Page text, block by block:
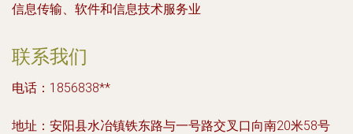
信息传输、软件和信息技术服务业
联系我们
电话：1856838**
地址：安阳县水冶镇铁东路与一号路交叉口向南20米58号